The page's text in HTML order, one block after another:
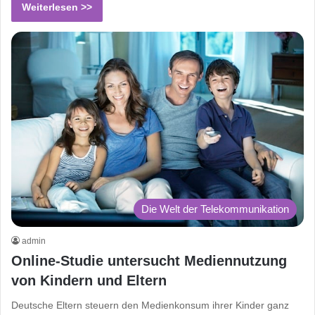
Weiterlesen >>
Die Welt der Telekommunikation
admin
Online-Studie untersucht Mediennutzung
von Kindern und Eltern
Deutsche Eltern steuern den Medienkonsum ihrer Kinder ganz